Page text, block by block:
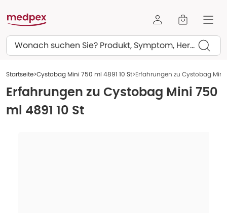
Suchen
Startseite Cystobag Mini 750 ml 4891 10 St Erfahrungen zu Cystobag Mini
Erfahrungen zu Cystobag Mini 750
ml 4891 10 St